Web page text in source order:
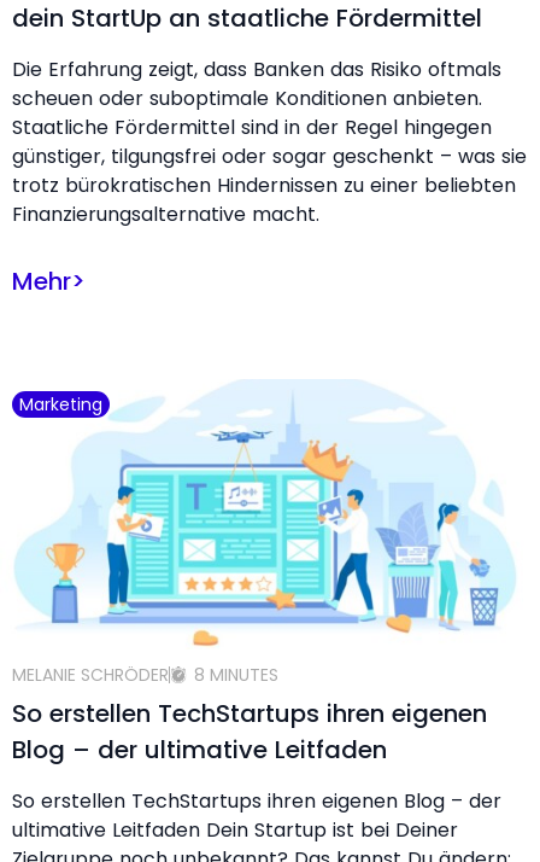
dein StartUp an staatliche Fördermittel
Die Erfahrung zeigt, dass Banken das Risiko oftmals
scheuen oder suboptimale Konditionen anbieten.
Staatliche Fördermittel sind in der Regel hingegen
günstiger, tilgungsfrei oder sogar geschenkt – was sie
trotz bürokratischen Hindernissen zu einer beliebten
Finanzierungsalternative macht.
Mehr>
Marketing
MELANIE SCHRÖDER 8 MINUTES
So erstellen TechStartups ihren eigenen
Blog – der ultimative Leitfaden
So erstellen TechStartups ihren eigenen Blog – der
ultimative Leitfaden Dein Startup ist bei Deiner